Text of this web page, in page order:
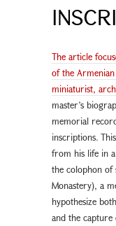
The article
of the
miniaturist,
master’s
memorial
inscriptions.
from his life in
the colophon of
Monastery), a
hypothesize
and the capture